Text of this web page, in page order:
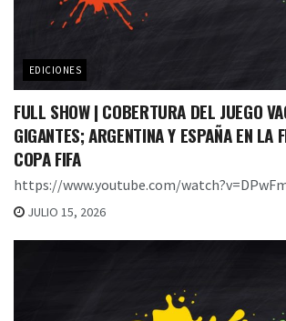
EDICIONES
FULL SHOW | COBERTURA DEL JUEGO
GIGANTES; ARGENTINA Y ESPAÑA EN LA
COPA FIFA
https://www.youtube.com/
JULIO 15, 2026